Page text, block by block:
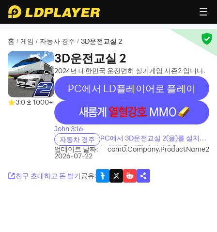
홈 / 게임 / 자동차 경주 / 3D운전교실 2
3.0 1000+
3D운전교실 2
2024년 대한민국 운전면허 실기게임 시즌2 입니다.
PC에서 LD플레이어로 플레이
recommend
John 3:16
자동차 경주
PC에서 3D운전교실 2(을)를 설치하
는 방법은 어떻게 되나요?
업데이트 날짜:
2026-07-22
com0.Company.ProductName2
친구 초대하고 돈 벌기공유: